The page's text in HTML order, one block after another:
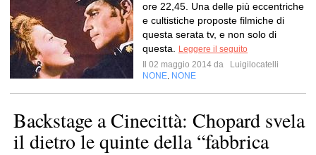
ore 22,45. Una delle più eccentriche
e cultistiche proposte filmiche di
questa serata tv, e non solo di
questa.
Leggere il seguito
Il 02 maggio 2014 da
Luigilocatelli
NONE NONE
Backstage a Cinecittà: Chopard svela
il dietro le quinte della “fabbrica